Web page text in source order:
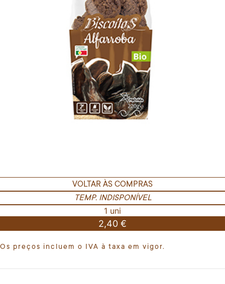
VOLTAR ÀS COMPRAS
TEMP. INDISPONÍVEL
1 uni
2,40 €
Os preços incluem o IVA à taxa em vigor.